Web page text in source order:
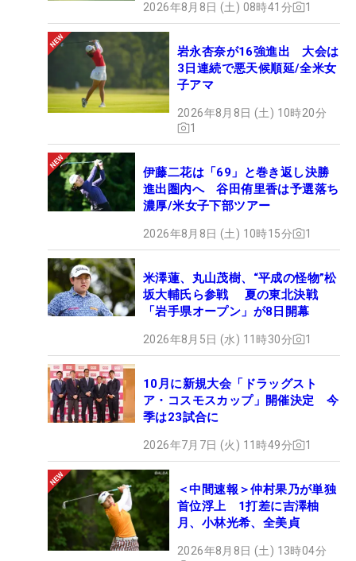
2026年8月8日 (土) 08時41分 1
岩永杏奈が16強進出 大会は
3日連続で悪天候順延/全米女
子アマ
2026年8月8日 (土) 10時20分
1
伊藤二花は「69」と巻き返し決勝
進出圏内へ 谷田侑里香は予選落ち
濃厚/米女子下部ツアー
2026年8月8日 (土) 10時15分 1
米澤蓮、丸山茂樹、“平成の怪物”松
坂大輔氏ら参戦 夏の東北決戦
「岩手県オープン」が8日開幕
2026年8月5日 (水) 11時30分 1
10月に新規大会「ドラッグスト
ア・コスモスカップ」開催決定 今
季は23試合に
2026年7月7日 (火) 11時49分 1
＜中間速報＞仲村果乃が単独
首位浮上 1打差に吉澤柚
月、小林光希、全美貞
2026年8月8日 (土) 13時04分